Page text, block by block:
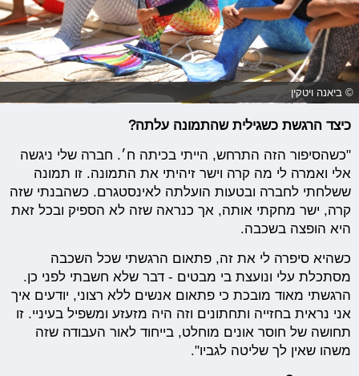
© ביאנה ויטקין
כיצד הרגשת כשגילית שהתמונה עלתה?
"כשהסיפור הזה התרחש, הייתי בכיתה ח׳. חברה שלי ניגשה
אלי ואמרה לי מה קרה וישר זיהיתי את התמונה. זו תמונה
ששלחתי לחברה ובטעות הועלתה לאינסטגרם. כשהבנתי שזה
קרה, ישר מחקתי אותה, אך כנראה שזה לא הספיק ובכל זאת
היא הופצה בשכבה.
כשהיא סיפרה לי את זה, פתאום הרגשתי שכל השכבה
מסתכלת עלי ונועצת בי מבטים - דבר שלא חשבתי לפני כן.
הרגשתי מאוד מובכת כי פתאום אנשים ללא רצוני, יודעים איך
אני נראית בחזייה ותחתונים וזה היה מזעזע ומשפיל בעיניי. זו
תחושה של חוסר אונים מוחלט, בייחוד לאור העבודה שזה
משהו שאין לך שליטה לגביו".